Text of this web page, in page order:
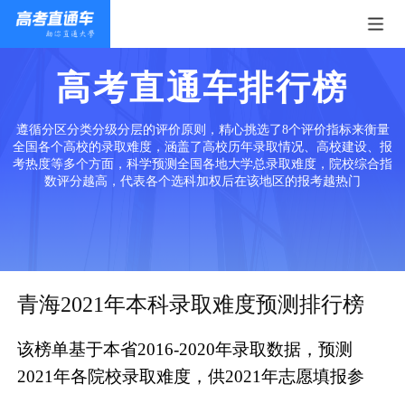
高考直通车排行榜
遵循分区分类分级分层的评价原则，精心挑选了8个评价指标来衡量
全国各个高校的录取难度，涵盖了高校历年录取情况、高校建设、报
考热度等多个方面，科学预测全国各地大学总录取难度，院校综合指
数评分越高，代表各个选科加权后在该地区的报考越热门
青海2021年本科录取难度预测排行榜
该榜单基于本省2016-2020年录取数据，预测
2021年各院校录取难度，供2021年志愿填报参